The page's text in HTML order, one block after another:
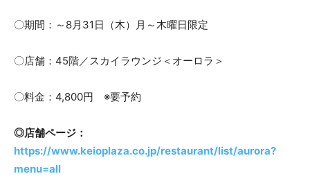
〇期間：～8月31日（木）月～木曜日限定
〇店舗：45階／スカイラウンジ＜オーロラ＞
〇料金：4,800円 ※要予約
◎店舗ページ：
https://www.keioplaza.co.jp/restaurant/list/aurora?
menu=all